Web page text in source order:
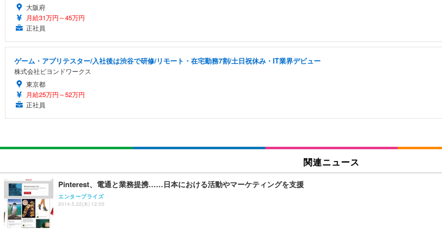
大阪府
月給31万円～45万円
正社員
ゲーム・アプリテスター/入社後は渋谷で研修/リモート・在宅勤務7割/土日祝休み・IT業界デビュー
株式会社ビヨンドワークス
東京都
月給25万円～52万円
正社員
関連ニュース
Pinterest、電通と業務提携……日本における活動やマーケティングを支援
エンタープライズ
2014.5.22(木) 12:05